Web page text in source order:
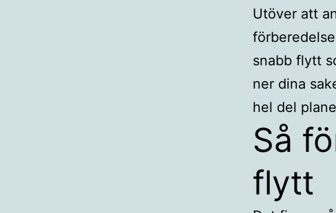
Utöver att
snabb flytt
ner dina
hel del
Så
flytt